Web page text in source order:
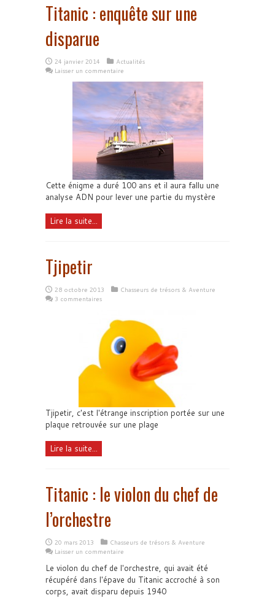
Titanic : enquête sur une
disparue
24 janvier 2014
Actualités
Laisser un commentaire
Cette énigme a duré 100 ans et il aura fallu une
analyse ADN pour lever une partie du mystère
Lire la suite...
Tjipetir
28 octobre 2013
Chasseurs de trésors & Aventure
3 commentaires
Tjipetir, c'est l'étrange inscription portée sur une
plaque retrouvée sur une plage
Lire la suite...
Titanic : le violon du chef de
l’orchestre
20 mars 2013
Chasseurs de trésors & Aventure
Laisser un commentaire
Le violon du chef de l'orchestre, qui avait été
récupéré dans l'épave du Titanic accroché à son
corps, avait disparu depuis 1940